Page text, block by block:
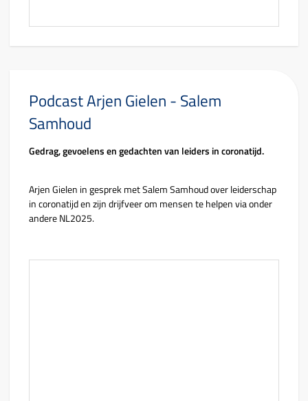
Podcast Arjen Gielen - Salem
Samhoud
Gedrag, gevoelens en gedachten van leiders in coronatijd.
Arjen Gielen in gesprek met Salem Samhoud over leiderschap
in coronatijd en zijn drijfveer om mensen te helpen via onder
andere NL2025.